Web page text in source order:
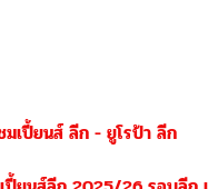
เปี้ยนส์ ลีก - ยูโรป้า ลีก